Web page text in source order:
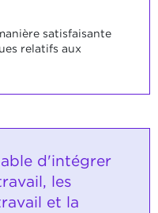
satisfaisante
relatifs aux
d'intégrer
les
et la